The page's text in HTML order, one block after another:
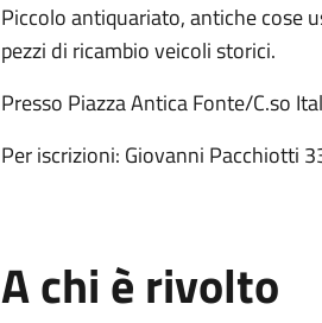
Piccolo antiquariato, antiche cose
pezzi di ricambio veicoli storici.
Presso Piazza Antica Fonte/C.so
Per iscrizioni: Giovanni Pacchiotti
A chi è rivolto